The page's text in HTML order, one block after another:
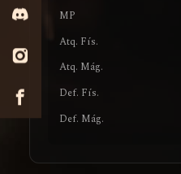
MP
Atq. Fís.
Atq. Mág.
Def. Fís.
Def. Mág.